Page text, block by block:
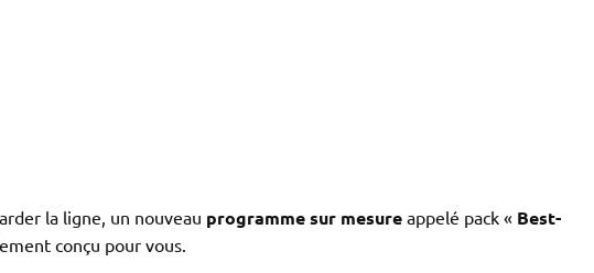
la ligne, un nouveau programme sur mesureappelé pack « Best-
conçu pour vous.